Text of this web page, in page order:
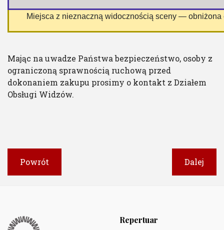
Miejsca z nieznaczną widocznością sceny — obniżona
Mając na uwadze Państwa bezpieczeństwo, osoby z
ograniczoną sprawnością ruchową przed
dokonaniem zakupu prosimy o kontakt z Działem
Obsługi Widzów.
Powrót Dalej
Repertuar